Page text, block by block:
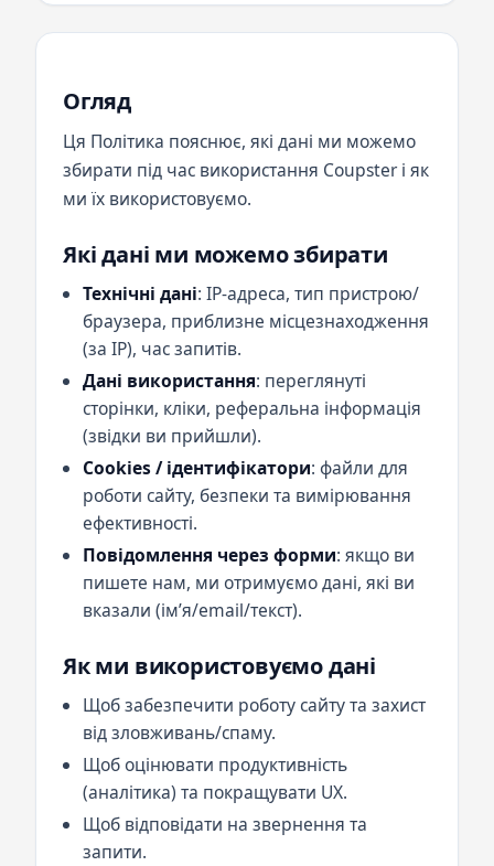
Огляд
Ця Політика пояснює, які дані ми можемо
збирати під час використання Coupster і як
ми їх використовуємо.
Які дані ми можемо збирати
Технічні дані: IP-адреса, тип пристрою/
браузера, приблизне місцезнаходження
(за IP), час запитів.
Дані використання: переглянуті
сторінки, кліки, реферальна інформація
(звідки ви прийшли).
Cookies / ідентифікатори: файли для
роботи сайту, безпеки та вимірювання
ефективності.
Повідомлення через форми: якщо ви
пишете нам, ми отримуємо дані, які ви
вказали (імʼя/email/текст).
Як ми використовуємо дані
Щоб забезпечити роботу сайту та захист
від зловживань/спаму.
Щоб оцінювати продуктивність
(аналітика) та покращувати UX.
Щоб відповідати на звернення та
запити.